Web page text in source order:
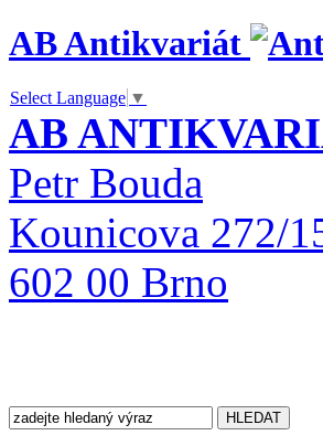
AB Antikvariát
Select Language ▼
AB
Petr Bouda
Kounicova 272/
602 00 Brno